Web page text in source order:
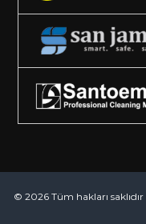
© 2026 Tüm hakları saklıdır